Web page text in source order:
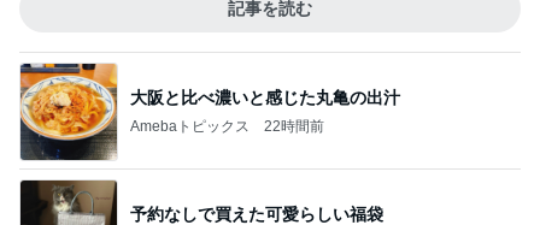
記事を読む
大阪と比べ濃いと感じた丸亀の出汁
Amebaトピックス 22時間前
予約なしで買えた可愛らしい福袋